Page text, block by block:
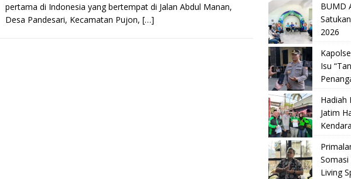
pertama di Indonesia yang bertempat di Jalan Abdul Manan,
Desa Pandesari, Kecamatan Pujon, […]
BUMD
2026
Isu
Hadiah
Jatim
Living